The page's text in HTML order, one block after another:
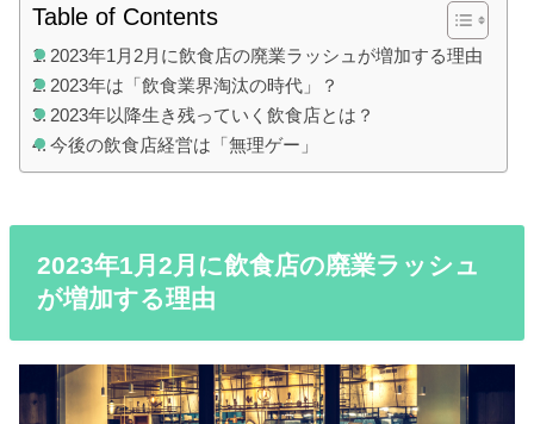
Table of Contents
2023年1月2月に飲食店の廃業ラッシュが増加する理由
2023年は「飲食業界淘汰の時代」？
2023年以降生き残っていく飲食店とは？
今後の飲食店経営は「無理ゲー」
2023年1月2月に飲食店の廃業ラッシュ
が増加する理由